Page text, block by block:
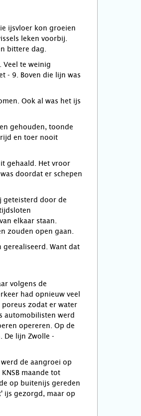
ijsvloer kon groeien
leken voorbij.
bittere dag.
Veel te weinig
- 9. Boven die lijn was
Ook al was het ijs
gehouden, toonde
en toer nooit
gehaald. Het vroor
doordat er schepen
geteisterd door de
elkaar staan.
zouden open gaan.
gerealiseerd. Want dat
volgens de
had opnieuw veel
poreus zodat er water
automobilisten werd
opereren. Op de
De lijn Zwolle -
de aangroei op
maande tot
op buitenijs gereden
ijs gezorgd, maar op